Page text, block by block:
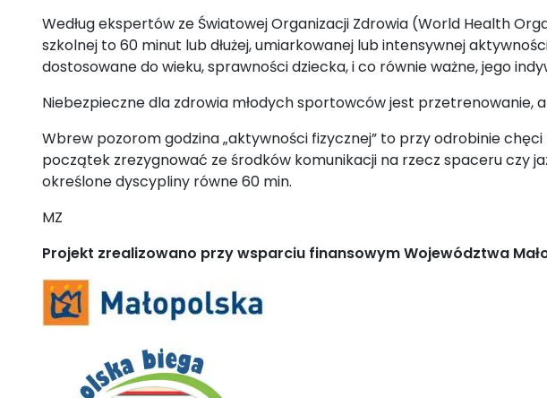
Według ekspertów ze Światowej Organizacji Zdrowia (World Health
szkolnej to 60 minut lub dłużej, umiarkowanej lub intensywnej
dostosowane do wieku, sprawności dziecka, i co równie ważne, jego
Niebezpieczne dla zdrowia młodych sportowców jest przetrenowanie,
Wbrew pozorom godzina „aktywności fizycznej” to przy odrobinie
początek zrezygnować ze środków komunikacji na rzecz spaceru czy
określone dyscypliny równe 60 min.
MZ
Projekt zrealizowano przy wsparciu finansowym Województwa